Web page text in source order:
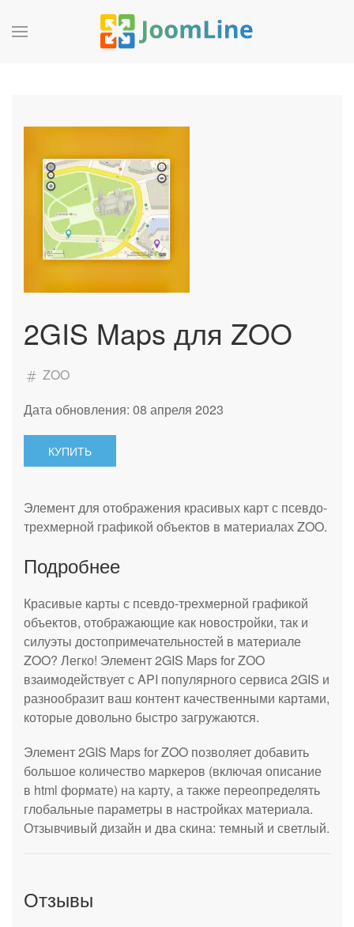
2GIS Maps для ZOO
ZOO
Дата обновления: 08 апреля 2023
КУПИТЬ
Элемент для отображения красивых карт с псевдо-
трехмерной графикой объектов в материалах ZOO.
Подробнее
Красивые карты с псевдо-трехмерной графикой
объектов, отображающие как новостройки, так и
силуэты достопримечательностей в материале
ZOO? Легко! Элемент 2GIS Maps for ZOO
взаимодействует с API популярного сервиса 2GIS и
разнообразит ваш контент качественными картами,
которые довольно быстро загружаются.
Элемент 2GIS Maps for ZOO позволяет добавить
большое количество маркеров (включая описание
в html формате) на карту, а также переопределять
глобальные параметры в настройках материала.
Отзывчивый дизайн и два скина: темный и светлый.
Отзывы